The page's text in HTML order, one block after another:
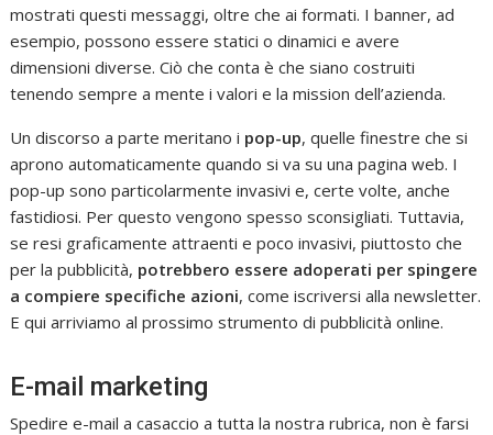
mostrati questi messaggi, oltre che ai formati. I banner, ad
esempio, possono essere statici o dinamici e avere
dimensioni diverse. Ciò che conta è che siano costruiti
tenendo sempre a mente i valori e la mission dell’azienda.
Un discorso a parte meritano i pop-up, quelle finestre che si
aprono automaticamente quando si va su una pagina web. I
pop-up sono particolarmente invasivi e, certe volte, anche
fastidiosi. Per questo vengono spesso sconsigliati. Tuttavia,
se resi graficamente attraenti e poco invasivi, piuttosto che
per la pubblicità, potrebbero essere adoperati per spingere
a compiere specifiche azioni, come iscriversi alla newsletter.
E qui arriviamo al prossimo strumento di pubblicità online.
E-mail marketing
Spedire e-mail a casaccio a tutta la nostra rubrica, non è farsi